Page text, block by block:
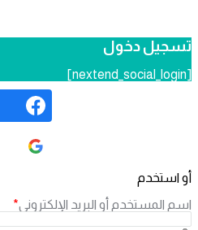
تسجيل دخول
[nextend_social_login]
أو استخدم
اسم المستخدم أو البريد الإلكتروني*